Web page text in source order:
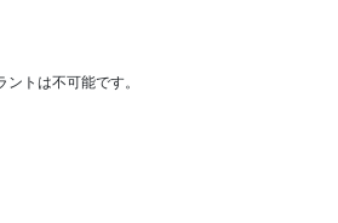
トは不可能です。